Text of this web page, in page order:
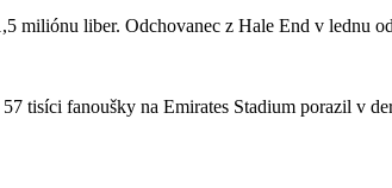
miliónu liber. Odchovanec z Hale End v lednu
tisíci fanoušky na Emirates Stadium porazil v